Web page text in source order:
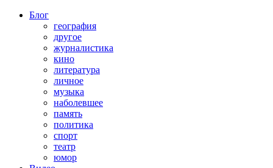
Блог
география
другое
журналистика
кино
литература
личное
музыка
наболевшее
память
политика
спорт
театр
юмор